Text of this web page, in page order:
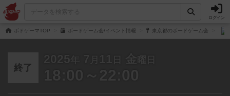
ログイン
ボドゲーマTOP ボードゲーム会/イベント情報 東京都のボードゲーム会
終了
2025 年 7 月 11 日 金 曜日
18:00～22:00